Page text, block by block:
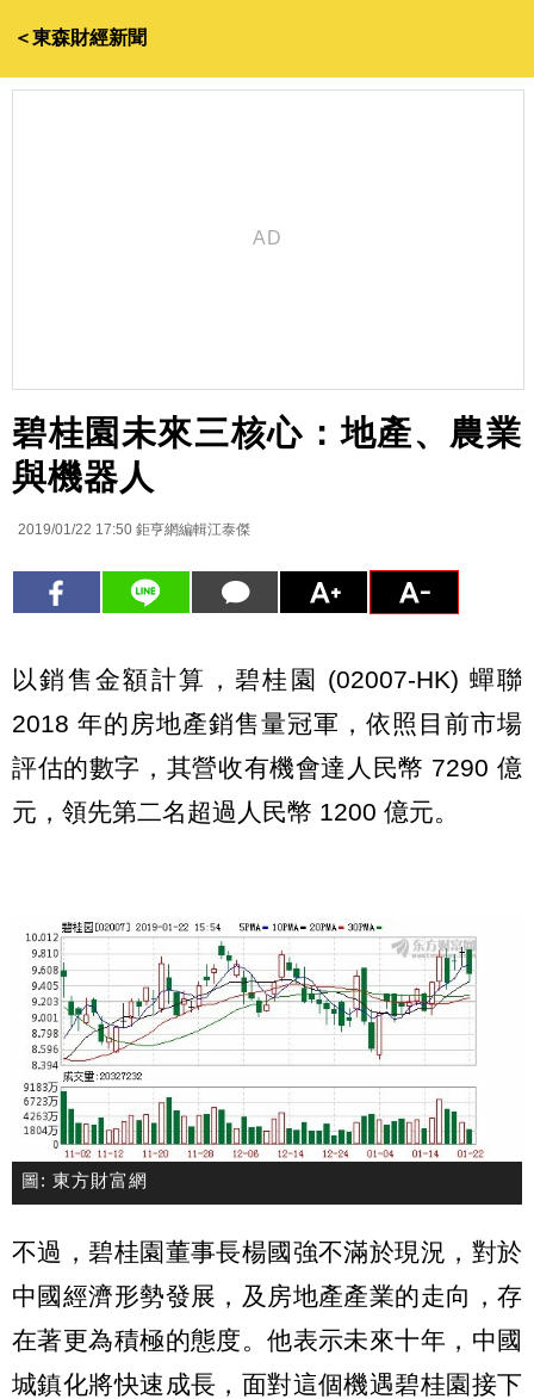
＜東森財經新聞
碧桂園未來三核心：地產、農業
與機器人
2019/01/22 17:50 鉅亨網編輯江泰傑
以銷售金額計算，碧桂園 (02007-HK) 蟬聯
2018 年的房地產銷售量冠軍，依照目前市場
評估的數字，其營收有機會達人民幣 7290 億
元，領先第二名超過人民幣 1200 億元。
圖: 東方財富網
不過，碧桂園董事長楊國強不滿於現況，對於
中國經濟形勢發展，及房地產產業的走向，存
在著更為積極的態度。他表示未來十年，中國
城鎮化將快速成長，面對這個機遇碧桂園接下